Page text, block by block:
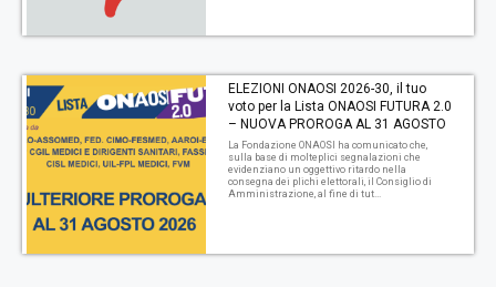
ELEZIONI ONAOSI 2026-30, il tuo
voto per la Lista ONAOSI FUTURA 2.0
– NUOVA PROROGA AL 31 AGOSTO
La Fondazione ONAOSI ha comunicato che,
sulla base di molteplici segnalazioni che
evidenziano un oggettivo ritardo nella
consegna dei plichi elettorali, il Consiglio di
Amministrazione, al fine di tut...